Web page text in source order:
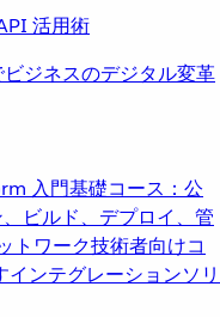
活用術
ジネスのデジタル変革
入門基礎コース：公
ビルド、デプロイ、管
トワーク技術者向けコ
ンテグレーションソリ